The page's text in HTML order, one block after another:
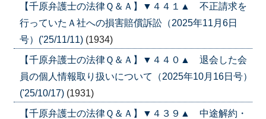
【千原弁護士の法律Ｑ＆Ａ】▼４４１▲ 不正請求を
行っていたＡ社への損害賠償訴訟（2025年11月6日
号）('25/11/11) (1934)
【千原弁護士の法律Ｑ＆Ａ】▼４４０▲ 退会した会
員の個人情報取り扱いについて（2025年10月16日号）
('25/10/17) (1931)
【千原弁護士の法律Ｑ＆Ａ】▼４３９▲ 中途解約・